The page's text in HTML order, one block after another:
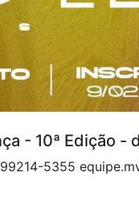
- 10ª Edição
5355